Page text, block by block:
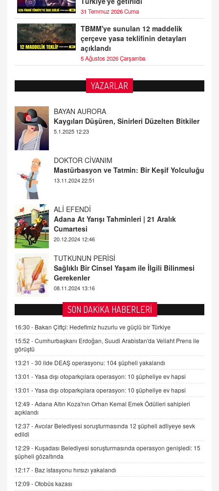
31 Temmuz 2026 Cuma
TBMM'ye sunulan 12 maddelik
çerçeve yasa teklifinin detayları
açıklandı
5 Ağustos 2026 Çarşamba
YAZARLAR
DOKTOR CİVANIM
Mastürbasyon ve Tatmin: Bir Keşif Yolculuğu
13.11.2024 22:51
ALİ EFENDİ
Adana At Yarışı Tahminleri | 21 Aralık
Cumartesi
TUTKUNUN PERİSİ
Sağlıklı Bir Cinsel Yaşam ile İlgili Bilinmesi
Gerekenler
08.11.2024 13:16
FARUK ÖNALAN
Tezkere Onaylanmasaydı…
2 Kasım 2021 Salı 00:11
AV. DOĞAN CAN DOĞAN
Kişisel verilerin korunması ve dijital hukukun
gelişimi
15.09.2025 16:17
SEHER EREK
Kış Ayları Geldi, Hangi Önlemler Alınmalı?
9.12.2025 10:11
İNCİ GÜL AKÖL
06.07.2026 13:00
ADEM AKÖL
Esed Destekçilerinin Yüzüne Vurulan Şamar:
Sednaya
11.12.2024 12:30
SON DAKİKA HABERLERİ
16:30 - Bakan Çiftçi: Hedefimiz huzurlu ve güçlü bir Türkiye
15:52 -Cumhurbaşkanı Erdoğan, Suudi Arabistan'da Veliaht Prens ile
görüştü
13:21 -30 ilde DEAŞ operasyonu: 104 şüpheli yakalandı
13:01 -Yasa dışı otoparkçılara operasyon: 10 şüpheliye ev hapsi
13:01 -Yasa dışı otoparkçılara operasyon: 10 şüpheliye ev hapsi
12:49 -Adana Altın Koza'nın Orhan Kemal Emek Ödülleri sahipleri
açıklandı
12:37 -Avcılar Belediyesi soruşturmasında 12 şüpheli adliyeye sevk
edildi
12:29 - Kuşadası Belediyesi soruşturmasında operasyon genişledi: 15
şüpheli gözaltında
12:17 - Baz istasyonu hırsızı yakalandı
12:09 -Otobüs kazası